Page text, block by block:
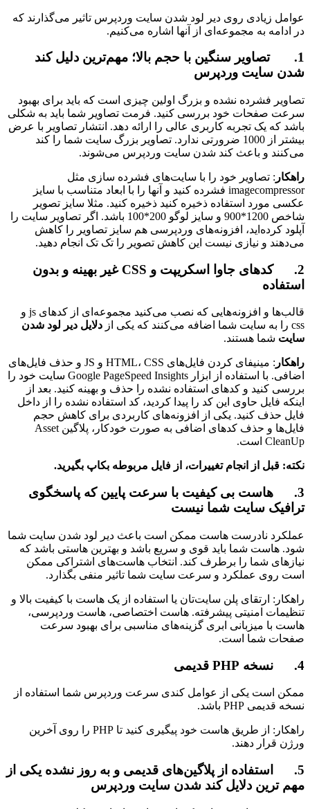
عوامل زیادی روی دیر لود شدن سایت وردپرس تاثیر می‌گذارند که
در ادامه به مجموعه‌ای از آنها اشاره می‌کنیم.
1. تصاویر سنگین با حجم بالا؛ مهم‌ترین دلیل کند
شدن سایت وردپرس
تصاویر فشرده نشده و بزرگ اولین چیزی است که باید برای بهبود
سرعت صفحات خود بررسی کنید. فرمت تصاویر شما باید به شکلی
باشد که یک تجربه کاربری عالی را ارائه دهد. انتشار تصاویر با عرض
بیشتر از 1000 ضرورتی ندارد. تصاویر بزرگ سایت شما را کند
می‌کنند و باعث کند شدن سایت وردپرس می‌شوند.
راهکار : تصاویر خود را با سایت‌های فشرده سازی مثل
imagecompressor فشرده کنید و آنها را با ابعاد متناسب با سایز
عکسی مورد استفاده ذخیره کنید ذخیره کنید. مثلا سایز تصویر
شاخص 1200*900 و سایز لوگو 200*100 باشد. اگر تصاویر سایت را
آپلود کرده‌اید، افزونه‌های وردپرسی هم سایز تصاویر را کاهش
می‌دهند و نیازی نیست این کاهش تصویر را تک تک انجام دهید.
2. کدهای جاوا اسکریپت و CSS غیر بهینه و بدون
استفاده
قالب‌ها و افزونه‌هایی که نصب می‌کنید مجموعه‌ای از کدهای js و
css را به سایت شما اضافه می‌کنند که یکی از
دلایل دیر لود شدن
سایت شما هستند.
راهکار
: مینیفای کردن فایل‌های HTML، CSS و JS و حذف فایل‌های
اضافی. با استفاده از ابزار Google PageSpeed Insights سایت خود را
بررسی کنید و کدهای استفاده نشده را حذف و بهینه کنید. بعد از
اینکه فایل حاوی این کد را پیدا کردید، کد استفاده نشده را از داخل
فایل حذف کنید. یکی از افزونه‌های کاربردی برای کاهش حجم
فایل‌ها و حذف کدهای اضافی به صورت خودکار، پلاگین Asset
CleanUp است.
نکته: قبل از انجام تغییرات، از فایل مربوطه بکاپ بگیرید.
3. هاست بی کیفیت با سرعت پایین که پاسخگوی
ترافیک سایت شما نیست
عملکرد نادرست هاست ممکن است باعث دیر لود شدن سایت شما
شود. هاست شما باید قوی و سریع باشد و بهترین هاستی باشد که
نیازهای شما را برطرف کند. انتخاب هاست‌های اشتراکی ممکن
است روی عملکرد و سرعت سایت شما تاثیر منفی بگذارد.
راهکار: ارتقای پلن سایت‌تان یا استفاده از یک هاست با کیفیت بالا و
تنظیمات امنیتی پیشرفته. هاست اختصاصی، هاست وردپرسی،
هاست با میزبانی ابری گزینه‌های مناسبی برای بهبود سرعت
صفحات شما است.
4. نسخه PHP قدیمی
ممکن است یکی از عوامل کندی سرعت وردپرس شما استفاده از
نسخه قدیمی PHP باشد.
راهکار: از طریق هاست خود پیگیری کنید تا PHP را روی آخرین
ورژن قرار دهند.
5. استفاده از پلاگین‌های قدیمی و به روز نشده یکی از
مهم ترین دلایل کند شدن سایت وردپرس